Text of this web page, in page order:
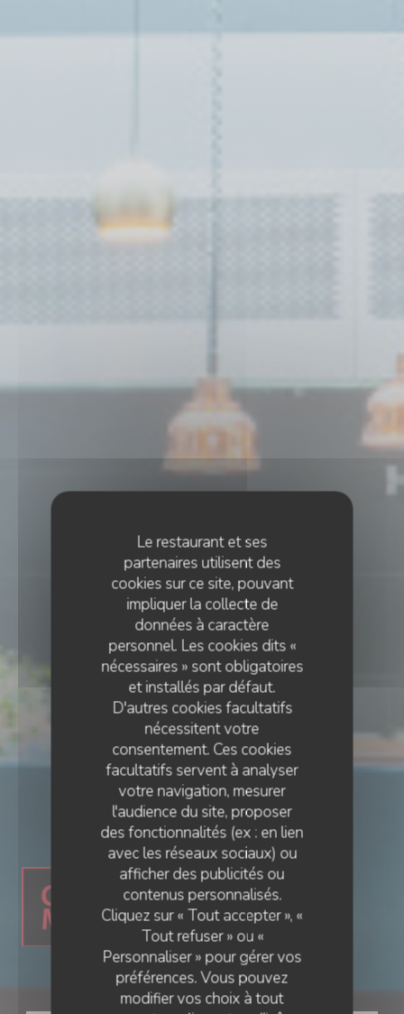
Le restaurant et ses
partenaires utilisent des
cookies sur ce site, pouvant
impliquer la collecte de
données à caractère
personnel. Les cookies dits «
nécessaires » sont obligatoires
et installés par défaut.
D'autres cookies facultatifs
nécessitent votre
consentement. Ces cookies
facultatifs servent à analyser
votre navigation, mesurer
l'audience du site, proposer
des fonctionnalités (ex : en lien
avec les réseaux sociaux) ou
afficher des publicités ou
contenus personnalisés.
Cliquez sur « Tout accepter », «
Tout refuser » ou «
Personnaliser » pour gérer vos
préférences. Vous pouvez
modifier vos choix à tout
RESTAURANT GASTRONOMIQUE
• AMIENS
Ail des Ours